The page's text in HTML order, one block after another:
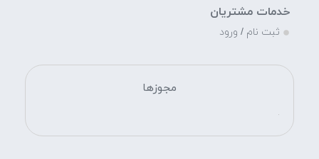
خدمات مشتریان
ثبت نام / ورود
مجوزها